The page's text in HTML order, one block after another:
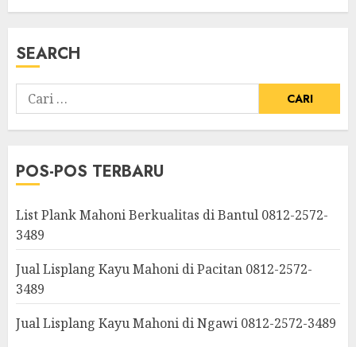
SEARCH
POS-POS TERBARU
List Plank Mahoni Berkualitas di Bantul 0812-2572-
3489
Jual Lisplang Kayu Mahoni di Pacitan 0812-2572-
3489
Jual Lisplang Kayu Mahoni di Ngawi 0812-2572-3489